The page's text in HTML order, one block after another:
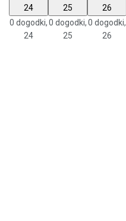
24
0 dogodki,
24
25
0 dogodki,
25
26
0 dogodki,
26